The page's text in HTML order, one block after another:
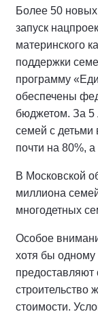
Более 50
запуск
материнского
поддержки
программу
обеспечены
бюджетом. За 5
семей с детьми
почти на 80%,
В Московской
миллиона
многодетных
Особое
хотя бы одному
предоставляют
строительство
стоимости.